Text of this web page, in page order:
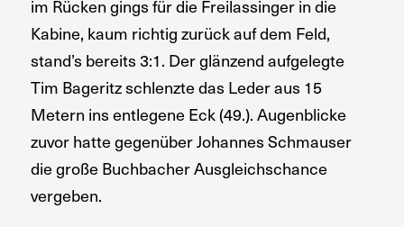
im Rücken gings für die Freilassinger in die
Kabine, kaum richtig zurück auf dem Feld,
stand’s bereits 3:1. Der glänzend aufgelegte
Tim Bageritz schlenzte das Leder aus 15
Metern ins entlegene Eck (49.). Augenblicke
zuvor hatte gegenüber Johannes Schmauser
die große Buchbacher Ausgleichschance
vergeben.